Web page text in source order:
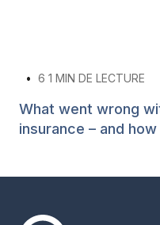
• 6 1 MIN DE LECTURE
What went wrong
insurance – and